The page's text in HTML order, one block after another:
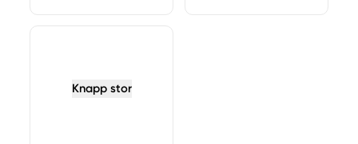
Knapp stor